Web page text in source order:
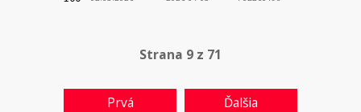
Strana 9 z 71
Prvá
Ďalšia